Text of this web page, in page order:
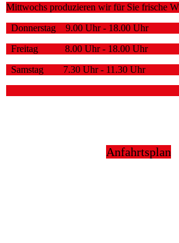
Mittwochs produzieren wir für Sie frische
Donnerstag 9.00 Uhr - 18.00 Uhr
Freitag 8.00 Uhr - 18.00 Uhr
Samstag 7.30 Uhr - 11.30 Uhr
Anfahrtsplan